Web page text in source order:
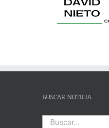
BUSCAR NOTICIA
Buscar: